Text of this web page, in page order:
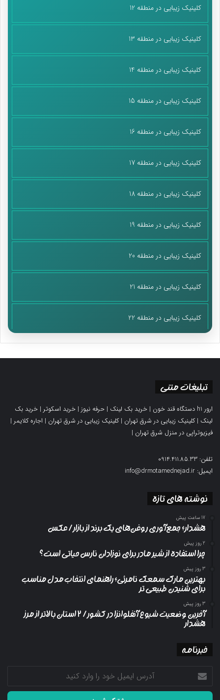
کلینیک زیبایی در منطقه 12
کلینیک زیبایی در منطقه 13
کلینیک زیبایی در منطقه 14
کلینیک زیبایی در منطقه 15
کلینیک زیبایی در منطقه 16
کلینیک زیبایی در منطقه 17
کلینیک زیبایی در منطقه 18
کلینیک زیبایی در منطقه 19
کلینیک زیبایی در منطقه 20
کلینیک زیبایی در منطقه 21
کلینیک زیبایی در منطقه 22
تبلیغات متنی
ارور h1 دستگاه قند خون | خرید بک لینک | حرفه نیوز | خرید اسکوتر | خرید بک
لینک |کلینیک زیبایی در شرق تهران |کلینیک زیبایی در شرق تهران | اجاره کلایمر |
فیزیوتراپی در منزل شرق تهران |
تلفن: 0914.411.85.33
ایمیل: info@drmotamednejad.ir
نوشته های تازه
17 ساعت پیش
هشدار؛ جمع‌آوری روغن‌های یک برند از بازار/ عکس
2 روز پیش
چرا استفاده از شیر مادر برای نوزادان نارس حیاتی است؟
3 روز پیش
بهترین مارک سمعک نامرئی؛ راهنمای انتخاب مدل مناسب
برای شنیدن طبیعی تر
3 روز پیش
آخرین وضعیت شیوع آنفلوانزا در کشور/ ۲ استان بالاتر از مرز
هشدار
خبرنامه
آدرس
ایمیل
خود